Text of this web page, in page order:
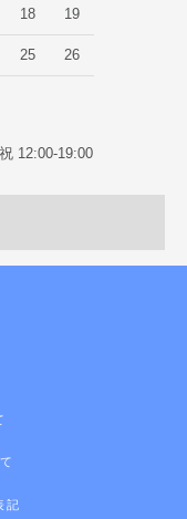
18 19
25 26
12:00-19:00
記